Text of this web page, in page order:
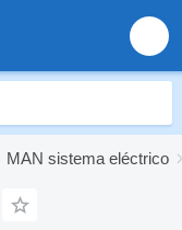
MAN sistema eléctrico